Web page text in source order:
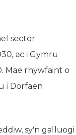
sector
ac i Gymru
Mae rhywfaint o
i Dorfaen
sy'n galluogi